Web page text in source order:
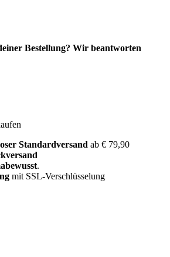
Bestellung? Wir beantworten
Standardversand ab € 79,90
.
mit SSL-Verschlüsselung